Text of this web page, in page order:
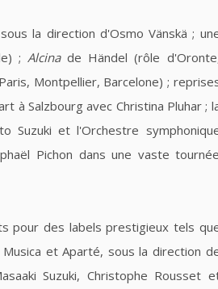
la direction d'Osmo Vänskä ;
; Alcinade Händel (rôle
Montpellier, Barcelone) ;
à Salzbourg avec Christina Pluhar ;
Suzuki et l'Orchestre
Pichon dans une vaste
pour des labels prestigieux tels
Musica et Aparté, sous la direction
Suzuki, Christophe Rousset